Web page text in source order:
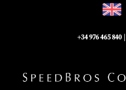
+34 976 465 840